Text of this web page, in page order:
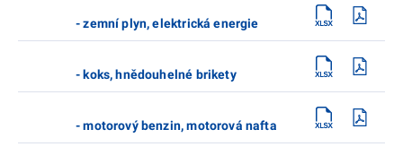
- zemní plyn, elektrická energie
- koks, hnědouhelné brikety
- motorový benzin, motorová nafta